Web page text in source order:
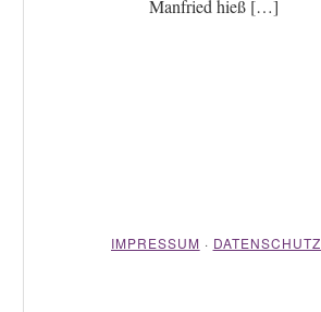
Manfried hieß […]
IMPRESSUM · DATENSCHUTZ